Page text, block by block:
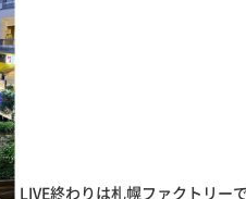
LIVE終わりは札幌ファクトリー